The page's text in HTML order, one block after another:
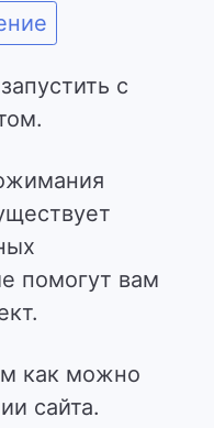
с
помогут вам
как можно
сайта.